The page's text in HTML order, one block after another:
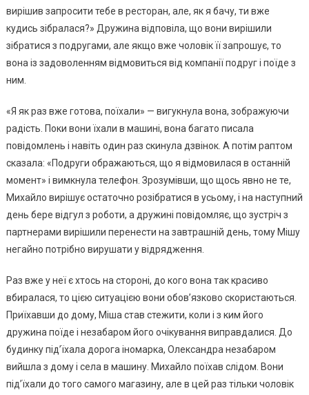
вирішив запросити тебе в ресторан, але, як я бачу, ти вже
кудись зібралася?» Дружина відповіла, що вони вирішили
зібратися з подругами, але якщо вже чоловік її запрошує, то
вона із задоволенням відмовиться від компанії подруг і поїде з
ним.
«Я як раз вже готова, поїхали» — вигукнула вона, зображуючи
радість. Поки вони їхали в машині, вона багато писала
повідомлень і навіть один раз скинула дзвінок. А потім раптом
сказала: «Подруги ображаються, що я відмовилася в останній
момент» і вимкнула телефон. Зрозумівши, що щось явно не те,
Михайло вирішує остаточно розібратися в усьому, і на наступний
день бере відгул з роботи, а дружині повідомляє, що зустріч з
партнерами вирішили перенести на завтрашній день, тому Мішу
негайно потрібно вирушати у відрядження.
Раз вже у неї є хтось на стороні, до кого вона так красиво
вбиралася, то цією ситуацією вони обов’язково скористаються.
Приїхавши до дому, Міша став стежити, коли і з ким його
дружина поїде і незабаром його очікування виправдалися. До
будинку під’їхала дорога іномарка, Олександра незабаром
вийшла з дому і села в машину. Михайло поїхав слідом. Вони
під’їхали до того самого магазину, але в цей раз тільки чоловік